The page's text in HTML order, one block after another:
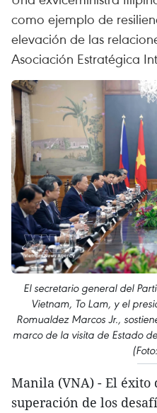
como ejemplo de
elevación de las
Asociación Estratégica
El secretario general del
Vietnam, To Lam, y el
Romualdez Marcos Jr.,
marco de la visita de Estado
Manila (VNA) - El éxito
superación de los